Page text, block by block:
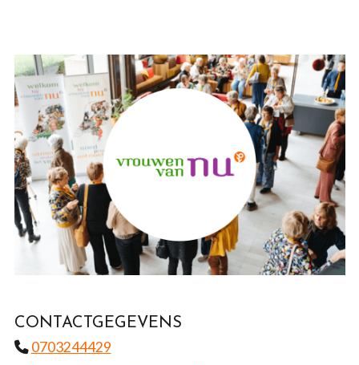
CONTACTGEGEVENS
0703244429